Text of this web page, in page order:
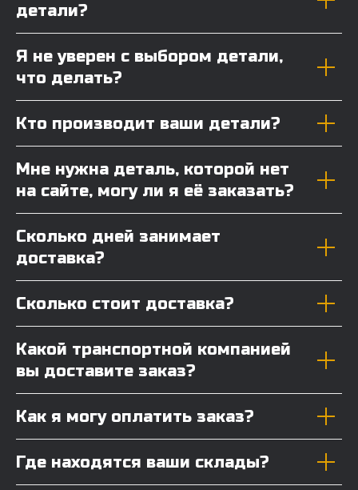
детали?
Я не уверен с выбором детали,
что делать?
Кто производит ваши детали?
Мне нужна деталь, которой нет
на сайте, могу ли я её заказать?
Сколько дней занимает
доставка?
Сколько стоит доставка?
Какой транспортной компанией
вы доставите заказ?
Как я могу оплатить заказ?
Где находятся ваши склады?